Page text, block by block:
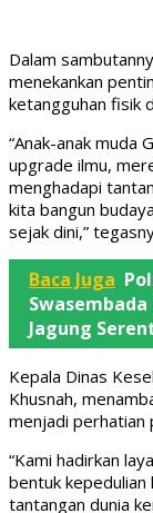
Dalam
menekankan
ketangguhan fisik
“Anak-anak muda
upgrade ilmu,
menghadapi
kita bangun
sejak dini,”
Baca Juga
Jagung
Kepala Dinas
Khusnah,
menjadi perhatian
“Kami hadirkan
bentuk kepedulian
tantangan dunia